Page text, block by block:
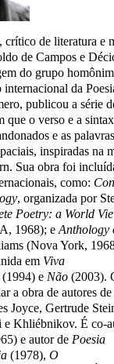
crítico de literatura e
de Campos e
do grupo
da
publicou a série
que o verso e a
e as
inspiradas na
Sua obra foi
como:
, organizada por
Poetry: a World
1968); e Anthology
(Nova York,
em Viva
(1994) e Não (2003).
a obra de autores
Joyce, Gertrude
Khliébnikov. É co-
e autor de Poesia
(1978), O